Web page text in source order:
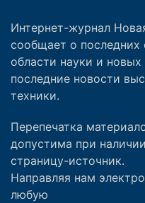
Интернет-журнал
сообщает о
области науки и
последние новости
техники.
Перепечатка
допустима при
страницу-источник.
Направляя нам
любую